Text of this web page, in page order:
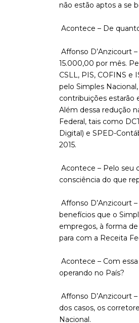
não estão aptos a se
Acontece – De
Affonso D’Anzicourt
15.000,00 por mês.
CSLL, PIS, COFINS e
pelo Simples
contribuições estarão
Além dessa redução
Federal, tais como
Digital) e SPED-
2015.
Acontece – Pelo seu
consciência do que
Affonso D’Anzicourt
benefícios que o
empregos, à forma
para com a Receita
Acontece – Com
operando no País?
Affonso D’Anzicourt
dos casos, os
Nacional.